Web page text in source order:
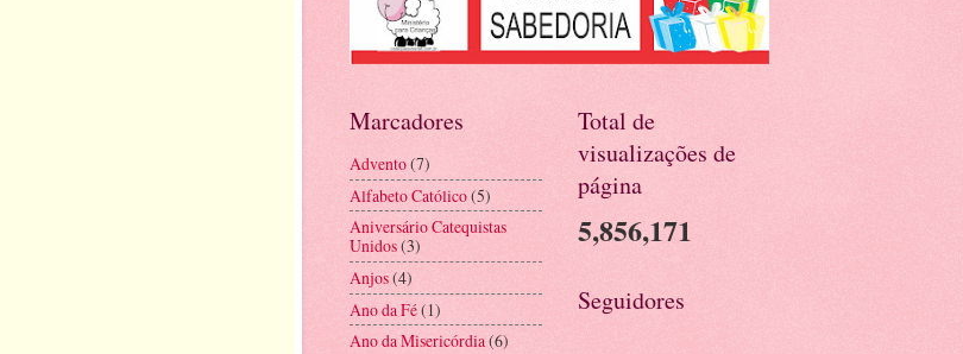
Marcadores
Advento(7)
Alfabeto Católico(5)
Aniversário Catequistas
Unidos(3)
Anjos(4)
Ano da Fé(1)
Ano da Misericórdia(6)
Total de
visualizações de
página
5,856,171
Seguidores